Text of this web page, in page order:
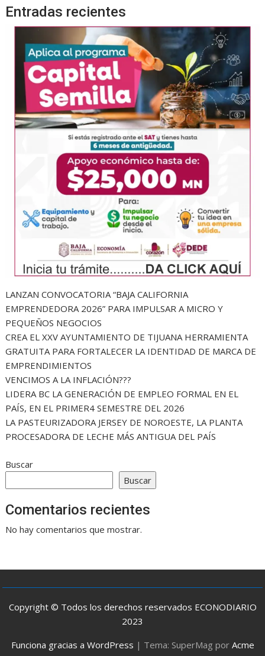
Entradas recientes
LANZAN CONVOCATORIA “BAJA CALIFORNIA
EMPRENDEDORA 2026” PARA IMPULSAR A MICRO Y
PEQUEÑOS NEGOCIOS
CREA EL XXV AYUNTAMIENTO DE TIJUANA HERRAMIENTA
GRATUITA PARA FORTALECER LA IDENTIDAD DE MARCA DE
EMPRENDIMIENTOS
VENCIMOS A LA INFLACIÓN???
LIDERA BC LA GENERACIÓN DE EMPLEO FORMAL EN EL
PAÍS, EN EL PRIMER4 SEMESTRE DEL 2026
LA PASTEURIZADORA JERSEY DE NOROESTE, LA PLANTA
PROCESADORA DE LECHE MÁS ANTIGUA DEL PAÍS
Buscar
Buscar
Comentarios recientes
No hay comentarios que mostrar.
Copyright © Todos los derechos reservados ECONODIARIO
2023
Funciona gracias a WordPress | Tema: SuperMag por Acme